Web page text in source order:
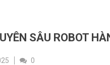
SÂU ROBOT
0